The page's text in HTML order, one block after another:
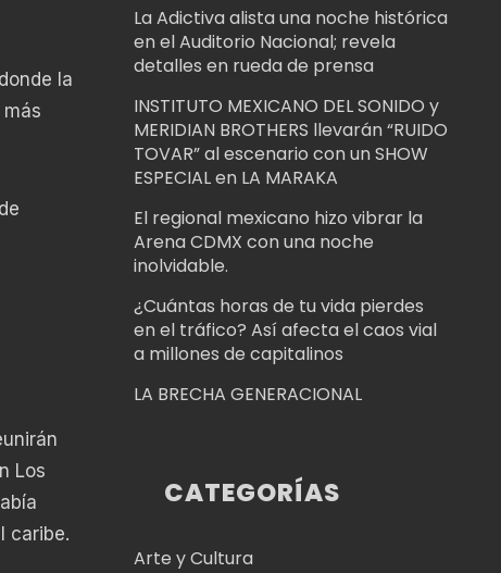
la
Los
caribe.
La Adictiva alista una noche histórica
en el Auditorio Nacional; revela
detalles en rueda de prensa
INSTITUTO MEXICANO DEL SONIDO y
MERIDIAN BROTHERS llevarán “RUIDO
TOVAR” al escenario con un SHOW
ESPECIAL en LA MARAKA
El regional mexicano hizo vibrar la
Arena CDMX con una noche
inolvidable.
¿Cuántas horas de tu vida pierdes
en el tráfico? Así afecta el caos vial
a millones de capitalinos
LA BRECHA GENERACIONAL
CATEGORÍAS
Arte y Cultura